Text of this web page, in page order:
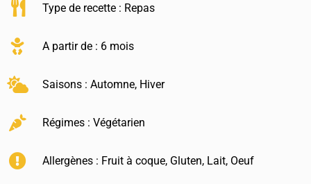
Type de recette : Repas
A partir de : 6 mois
Saisons :Automne, Hiver
Régimes :Végétarien
Allergènes : Fruit à coque, Gluten, Lait, Oeuf